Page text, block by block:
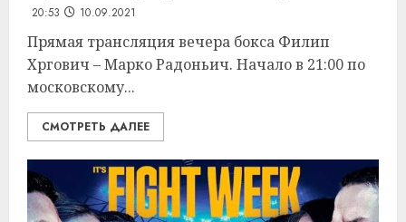
20:53 10.09.2021
Прямая трансляция вечера бокса Филип
Хргович – Марко Радоньич. Начало в 21:00 по
московскому...
СМОТРЕТЬ ДАЛЕЕ